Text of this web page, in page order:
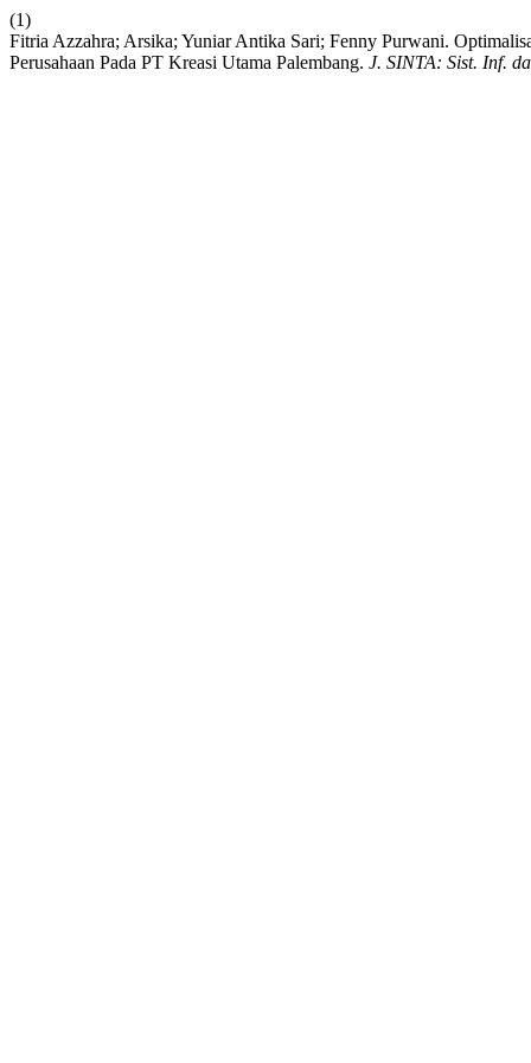
(1)
Fitria Azzahra; Arsika; Yuniar Antika Sari; Fenny Purwani.
Perusahaan Pada PT Kreasi Utama Palembang. J. SINTA: Sist. Inf.